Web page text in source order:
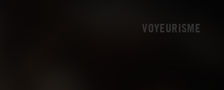
VOYEURISME